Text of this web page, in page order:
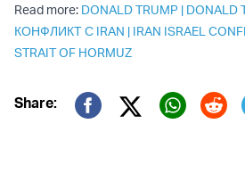
Read more: DONALD TRUMP | DONALD
КОНФЛИКТ С IRAN | IRAN ISRAEL
STRAIT OF HORMUZ
Share:
Twitter (X)